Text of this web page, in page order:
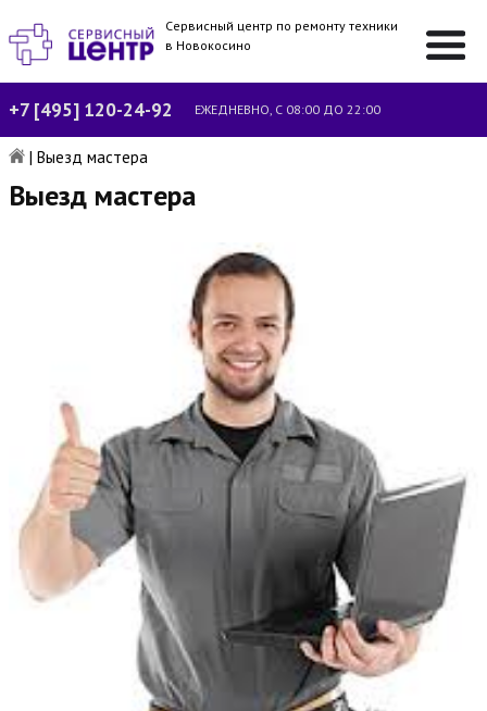
Сервисный центр по ремонту техники
в Новокосино
+7 [495] 120-24-92 ЕЖЕДНЕВНО, С 08:00 ДО 22:00
| Выезд мастера
Выезд мастера